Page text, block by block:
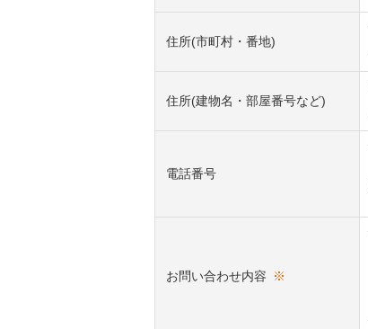
住所(市町村・番地)
住所(建物名・部屋番号など)
電話番号
お問い合わせ内容 ※